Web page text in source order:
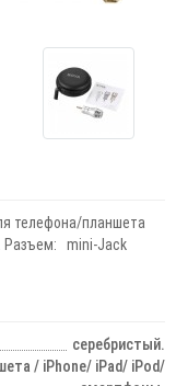
телефона/планшета
Разъем: mini-Jack
серебристый.
/ iPhone/ iPad/ iPod/